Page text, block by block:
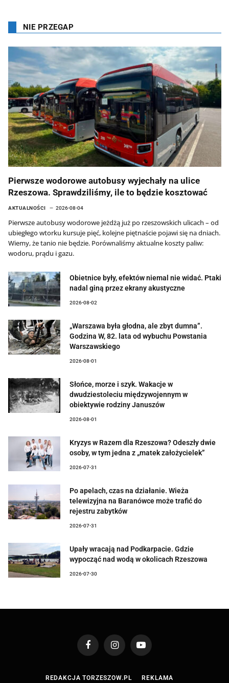
NIE PRZEGAP
Pierwsze wodorowe autobusy wyjechały na ulice
Rzeszowa. Sprawdziliśmy, ile to będzie kosztować
AKTUALNOŚCI 2026-08-04
Pierwsze autobusy wodorowe jeżdżą już po rzeszowskich ulicach – od
ubiegłego wtorku kursuje pięć, kolejne piętnaście pojawi się na dniach.
Wiemy, że tanio nie będzie. Porównaliśmy aktualne koszty paliw:
wodoru, prądu i gazu.
Obietnice były, efektów niemal nie widać. Ptaki
nadal giną przez ekrany akustyczne
2026-08-02
„Warszawa była głodna, ale zbyt dumna”.
Godzina W, 82. lata od wybuchu Powstania
Warszawskiego
2026-08-01
Słońce, morze i szyk. Wakacje w
dwudziestoleciu międzywojennym w
obiektywie rodziny Januszów
2026-08-01
Kryzys w Razem dla Rzeszowa? Odeszły dwie
osoby, w tym jedna z „matek założycielek”
2026-07-31
Po apelach, czas na działanie. Wieża
telewizyjna na Baranówce może trafić do
rejestru zabytków
2026-07-31
Upały wracają nad Podkarpacie. Gdzie
wypocząć nad wodą w okolicach Rzeszowa
2026-07-30
FacebookInstagramYouTube
REDAKCJA TORZESZOW.PL REKLAMA